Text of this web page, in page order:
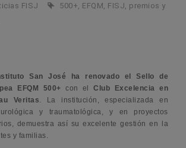
FISJ 500+ EFQM FISJ premios y
San José
ha renovado el Sello de
EFQM 500+ con elClub Excelencia en
Veritas. La institución, especializada en
y traumatológica, y en proyectos
demuestra así su excelente gestión en la
y familias.